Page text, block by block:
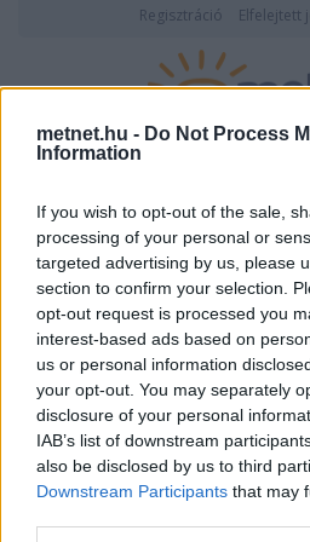
metnet.hu - Do Not Process
Information
If you wish to opt-out of the sale,
processing of your personal or
targeted advertising by us, please
section to confirm your selection.
opt-out request is processed you
interest-based ads based on
us or personal information
your opt-out. You may separately
disclosure of your personal
IAB’s list of downstream
also be disclosed by us to third
Downstream Participants that may
Regisztráció Elfelejtett
Légköri
rövidhullámú